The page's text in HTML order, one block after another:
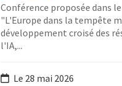
Conférence proposée dans
"L'Europe dans la tempête
développement croisé des
l'IA,...
Le 28 mai 2026